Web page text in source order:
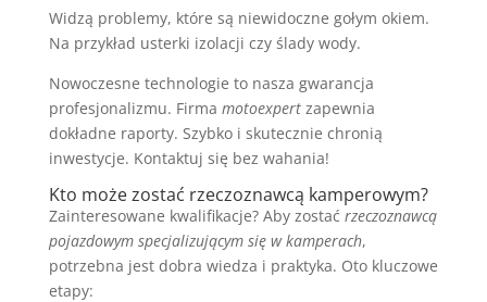
Widzą problemy, które są niewidoczne gołym okiem.
Na przykład usterki izolacji czy ślady wody.
Nowoczesne technologie to nasza gwarancja
profesjonalizmu. Firma motoexpertzapewnia
dokładne raporty. Szybko i skutecznie chronią
inwestycje. Kontaktuj się bez wahania!
Kto może zostać rzeczoznawcą kamperowym?
Zainteresowane kwalifikacje? Aby zostać rzeczoznawcą
pojazdowym specjalizującym się w kamperach,
potrzebna jest dobra wiedza i praktyka. Oto kluczowe
etapy: